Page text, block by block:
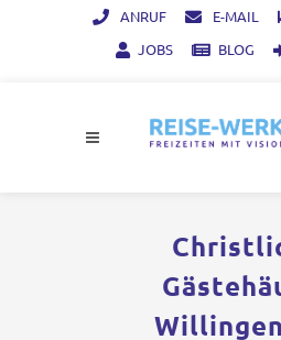
ANRUF E-MAIL
JOBS
BLOG